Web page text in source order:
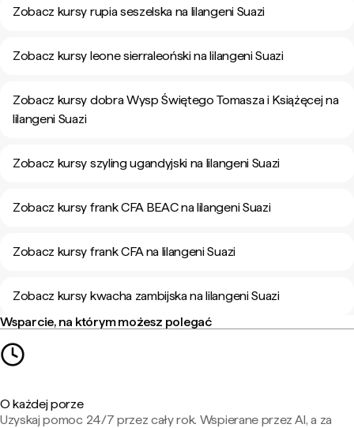
Zobacz kursy rupia seszelska na lilangeni Suazi
Zobacz kursy leone sierraleoński na lilangeni Suazi
Zobacz kursy dobra Wysp Świętego Tomasza i Książęcej na
lilangeni Suazi
Zobacz kursy szyling ugandyjski na lilangeni Suazi
Zobacz kursy frank CFA BEAC na lilangeni Suazi
Zobacz kursy frank CFA na lilangeni Suazi
Zobacz kursy kwacha zambijska na lilangeni Suazi
Wsparcie, na którym możesz polegać
O każdej porze
Uzyskaj pomoc 24/7 przez cały rok. Wspierane przez AI, a za